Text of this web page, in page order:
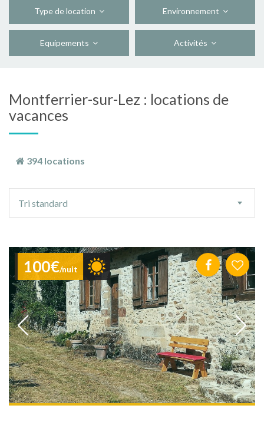
Type de location Environnement
Equipements Activités
Montferrier-sur-Lez : locations de
vacances
394 locations
tri
Tri standard
100€/nuit